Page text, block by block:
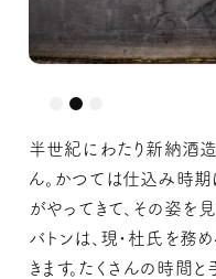
半世紀にわたり新納酒
ん。かつては仕込み時
がやってきて、その姿を
バトンは、現・杜氏を務
きます。たくさんの時間